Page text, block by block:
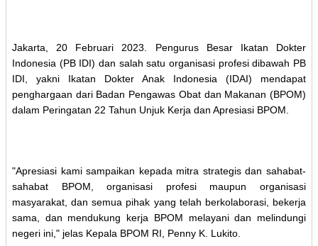
Jakarta, 20 Februari 2023. Pengurus Besar Ikatan Dokter
Indonesia (PB IDI) dan salah satu organisasi profesi dibawah PB
IDI, yakni Ikatan Dokter Anak Indonesia (IDAI) mendapat
penghargaan dari Badan Pengawas Obat dan Makanan (BPOM)
dalam Peringatan 22 Tahun Unjuk Kerja dan Apresiasi BPOM.
"Apresiasi kami sampaikan kepada mitra strategis dan sahabat-
sahabat BPOM, organisasi profesi maupun organisasi
masyarakat, dan semua pihak yang telah berkolaborasi, bekerja
sama, dan mendukung kerja BPOM melayani dan melindungi
negeri ini," jelas Kepala BPOM RI, Penny K. Lukito.